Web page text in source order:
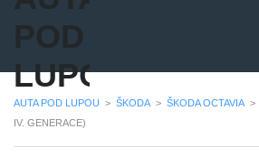
POD
LUPOU
AUTA POD LUPOU > ŠKODA > ŠKODA OCTAVIA >
IV. GENERACE)